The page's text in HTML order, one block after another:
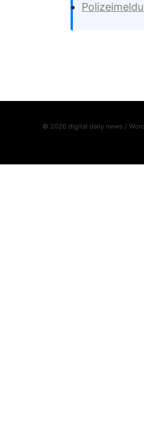
© 2026 digital daily news /